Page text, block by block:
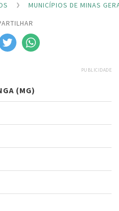
MUNICÍPIOS DE MINAS
PUBLICIDADE
(MG)